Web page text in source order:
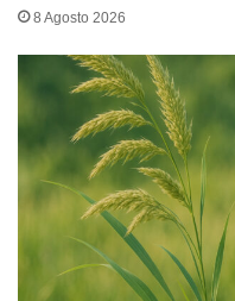
8 Agosto 2026